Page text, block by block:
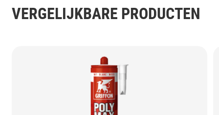
VERGELIJKBARE PRODUCTEN